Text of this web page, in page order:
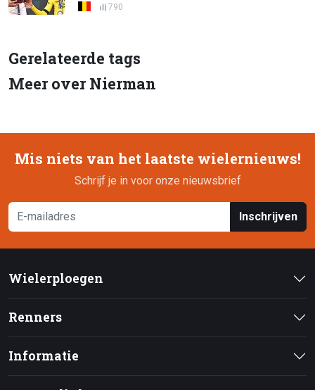
790
Gerelateerde tags
Meer over Nierman
Mis niets van het laatste wielernieuws!
Schrijf je in voor onze nieuwsbrief
Inschrijven
Wielerploegen
Renners
Informatie